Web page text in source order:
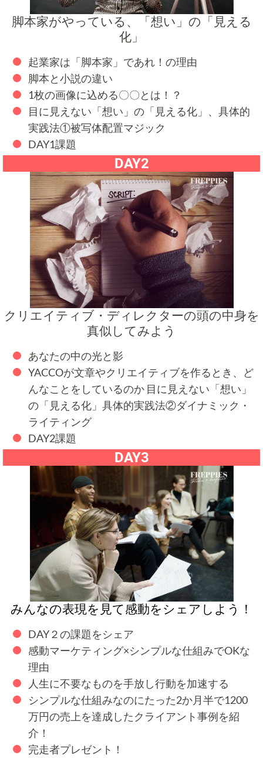
脚本家がやっている、「想い」の「見える
化」
起業家は「脚本家」であれ！の理由
脚本と小説の違い
1枚の画像に込める〇〇とは！？
目に見えない「想い」の「見える化」、具体的
実践法①被写体配置マジック
DAY1課題
DAY2
クリエイティブ・ディレクターの頭の中身を
真似してみよう
あなたの中の光と影
YACCOが文章やクリエイティブを作るとき、ど
んなことをしているのか 目に見えない「想い」
の「見える化」具体的実践法②ダイナミック・
ライティング
DAY2課題
DAY3
みんなの表現を見て感動をシェアしよう！
DAY２の課題をシェア
感動マーケティング×シンプルな仕組みでOKな
理由
人生に不要なものを手放し行動を加速する
シンプルな仕組みなのにたった2か月半で1200
万円の売上を達成したクライアント事例を紹
介！
完走者プレゼント！